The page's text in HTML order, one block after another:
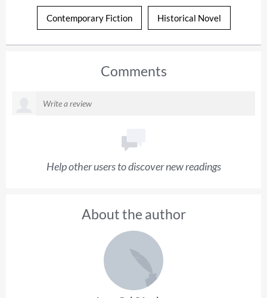
Contemporary Fiction Historical Novel
Comments
Help other users to discover new readings
About the author